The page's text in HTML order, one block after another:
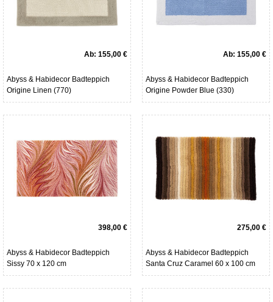
Ab: 155,00 €
Abyss & Habidecor Badteppich
Origine Linen (770)
Ab: 155,00 €
Abyss & Habidecor Badteppich
Origine Powder Blue (330)
398,00 €
Abyss & Habidecor Badteppich
Sissy 70 x 120 cm
275,00 €
Abyss & Habidecor Badteppich
Santa Cruz Caramel 60 x 100 cm